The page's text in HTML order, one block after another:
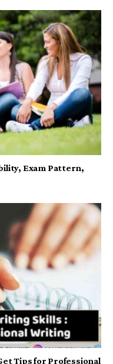
Exam Pattern,
Tips for Professional